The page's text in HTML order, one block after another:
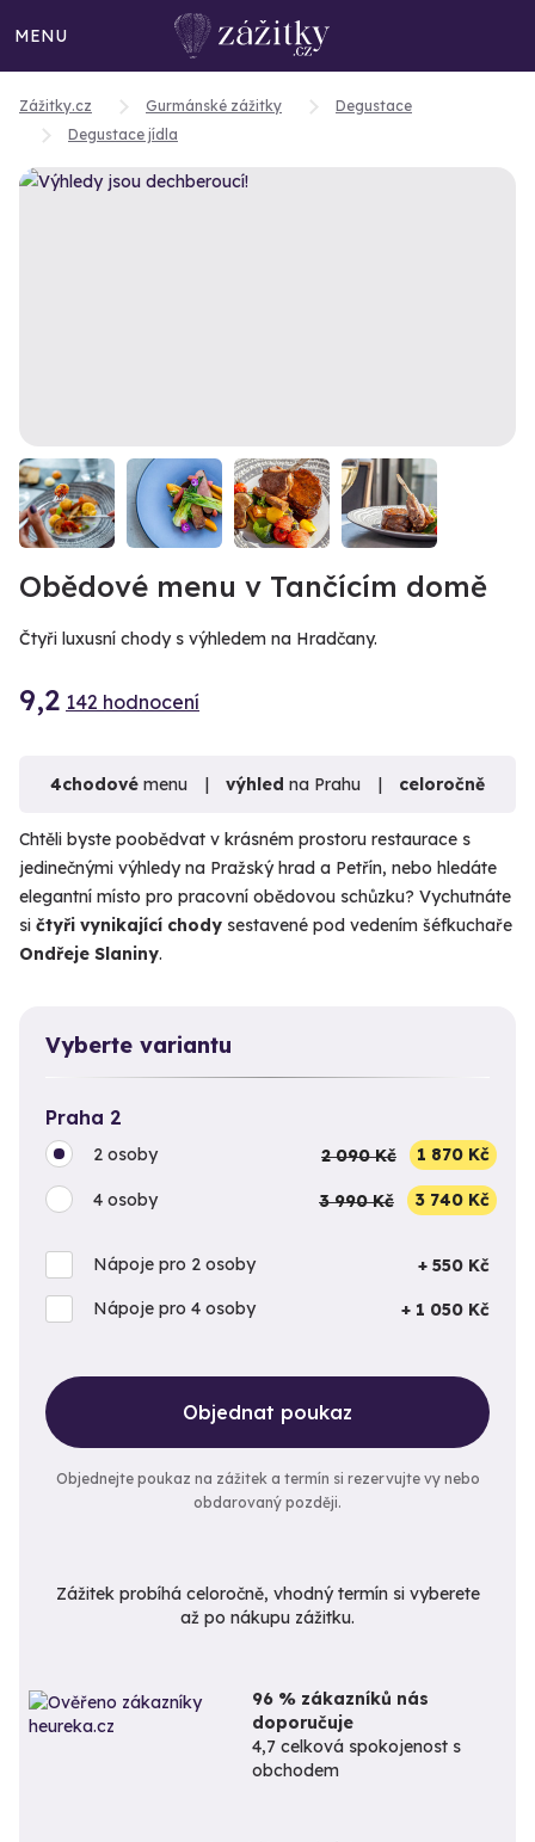
MENU
Zážitky.cz Gurmánské zážitky
Degustace
Degustace jídla
Obědové menu v Tančícím domě
Čtyři luxusní chody s výhledem na Hradčany.
9,2 142 hodnocení
4chodové menu výhled na Prahu celoročně
Chtěli byste poobědvat v krásném prostoru restaurace s
jedinečnými výhledy na Pražský hrad a Petřín, nebo hledáte
elegantní místo pro pracovní obědovou schůzku? Vychutnáte
si čtyři vynikající chody sestavené pod vedením šéfkuchaře
Ondřeje Slaniny.
Vyberte variantu
Praha 2
2 osoby 2 090 Kč 1 870 Kč
4 osoby 3 990 Kč 3 740 Kč
Nápoje pro 2 osoby + 550 Kč
Nápoje pro 4 osoby + 1 050 Kč
Objednat poukaz
Objednejte poukaz na zážitek a termín si rezervujte vy nebo
obdarovaný později.
Zážitek probíhá celoročně, vhodný termín si vyberete
až po nákupu zážitku.
96 % zákazníků nás
doporučuje
4,7 celková spokojenost s
obchodem